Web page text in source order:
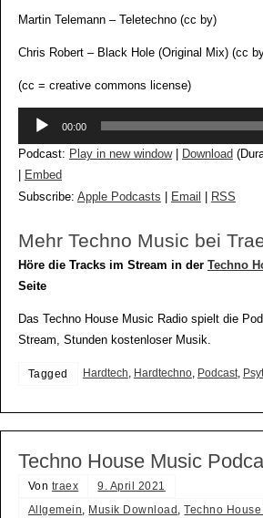
Martin Telemann – Teletechno (cc by)
Chris Robert – Black Hole (Original Mix) (cc
(cc = creative commons license)
Audio-
00:00
Podcast: Play in new window| Download
Embed
Subscribe: Apple Podcasts Email RSS
Mehr Techno Music bei
Höre die Tracks im Stream in der Techno
Seite
Das Techno House Music Radio spielt die
Stream, Stunden kostenloser Musik.
Tagged Hardtech, Hardtechno, Podcast,
Techno House Music
Von traex
9. April 2021
Allgemein, Musik Download ,Techno